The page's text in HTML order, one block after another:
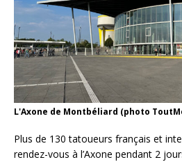
L'Axone de Montbéliard (photo
Plus de 130 tatoueurs français et
rendez-vous à l’Axone pendant 2